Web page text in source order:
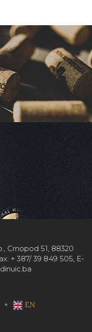
Crnopod 51, 88320
+ 387/ 39 849 505, E-
EN